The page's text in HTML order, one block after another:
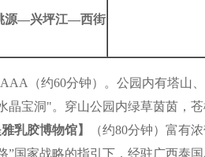
源—兴坪江—西街
（约60分钟）。公园内有塔山
宝洞"。穿山公园内绿草茵茵，
雅乳胶博物馆】
（约80分钟）富有
国家战略的指引下，经驻广西泰